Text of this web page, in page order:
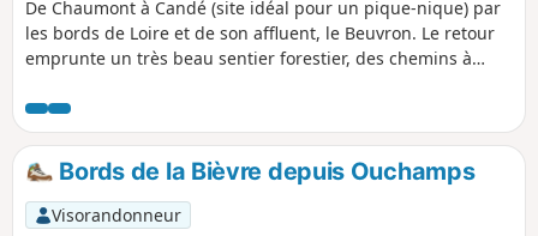
De Chaumont à Candé (site idéal pour un pique-nique) par
les bords de Loire et de son affluent, le Beuvron. Le retour
emprunte un très beau sentier forestier, des chemins à
Domaine de Chaumont.
Bords de la Bièvre depuis Ouchamps
Visorandonneur